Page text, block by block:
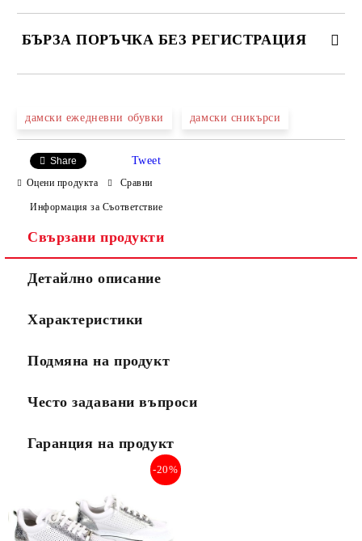
БЪРЗА ПОРЪЧКА БЕЗ РЕГИСТРАЦИЯ
Ние ще се свържем с вас в рамките на работния ден.
дамски ежедневни обувки дамски сникърси
Share Tweet
Оцени продукта Сравни
Информация за Съответствие
Свързани продукти
Детайлно описание
Характеристики
Подмяна на продукт
Често задавани въпроси
Гаранция на продукт
-20%